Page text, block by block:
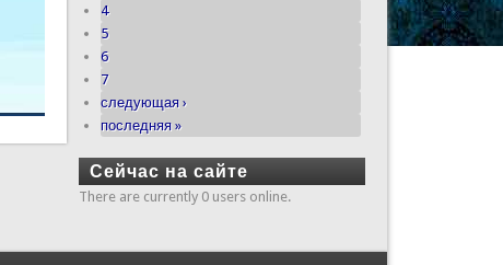
4
5
6
7
следующая ›
последняя »
Сейчас на сайте
There are currently 0 users online.